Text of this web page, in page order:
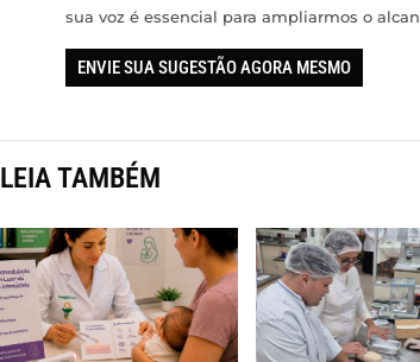
sua voz é essencial para ampliarmos o
ENVIE SUA SUGESTÃO AGORA MESMO
LEIA TAMBÉM